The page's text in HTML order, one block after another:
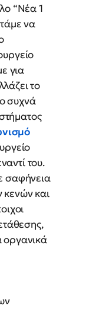
“Νέα 1
να
για
το
συχνά
του.
σαφήνεια
κενών και
οργανικά